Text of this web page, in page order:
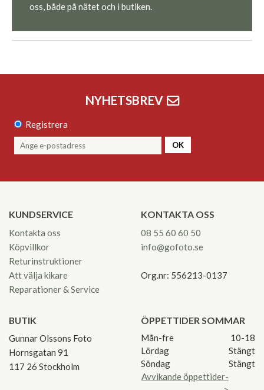
oss, både på nätet och i butiken.
NYHETSBREV
Registrera
OK
KUNDSERVICE
Kontakta oss
Köpvillkor
Returinstruktioner
Att välja kikare
Reparationer & Service
KONTAKTA OSS
08 55 60 60 50
info@gofoto.se
Org.nr: 556213-0137
BUTIK
Gunnar Olssons Foto
Hornsgatan 91
117 26 Stockholm
ÖPPETTIDER SOMMAR
Mån-fre
10-18
Lördag
Stängt
Söndag
Stängt
Avvikande öppettider-